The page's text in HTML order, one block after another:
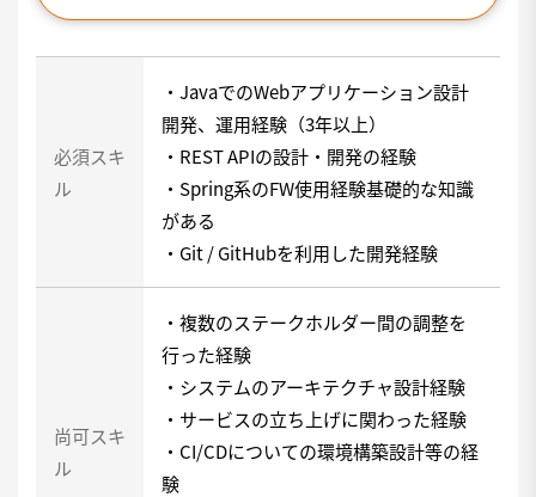
必須スキ
ル
・JavaでのWebアプリケーション設計
開発、運用経験（3年以上）
・REST APIの設計・開発の経験
・Spring系のFW使用経験基礎的な知識
がある
・Git / GitHubを利用した開発経験
尚可スキ
ル
・複数のステークホルダー間の調整を
行った経験
・システムのアーキテクチャ設計経験
・サービスの立ち上げに関わった経験
・CI/CDについての環境構築設計等の経
験